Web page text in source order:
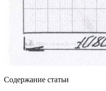
Содержание статьи